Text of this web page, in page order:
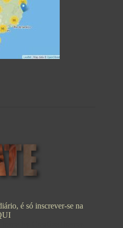
é só inscrever-se na